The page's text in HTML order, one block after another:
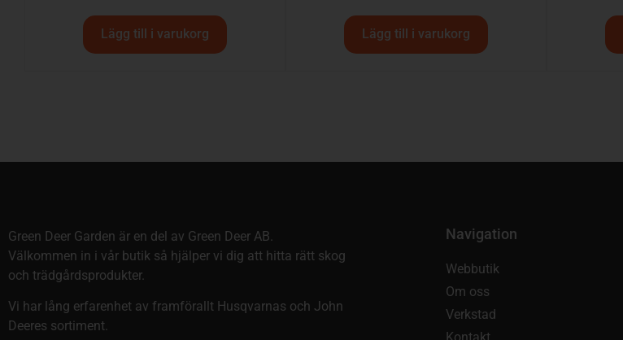
Lägg till i varukorg Lägg till i varukorg
Green Deer Garden är en del av Green Deer AB.
Välkommen in i vår butik så hjälper vi dig att hitta rätt skog
och trädgårdsprodukter.
Vi har lång erfarenhet av framförallt Husqvarnas och John
Deeres sortiment.
Navigation
Webbutik
Om oss
Verkstad
Kontakt